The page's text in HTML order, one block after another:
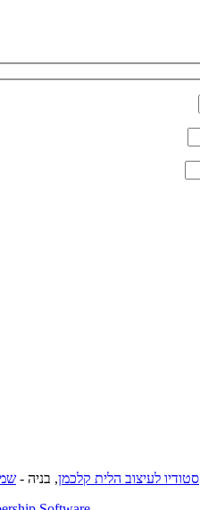
סטודיו לעיצוב הלית קלכמן, בניה -